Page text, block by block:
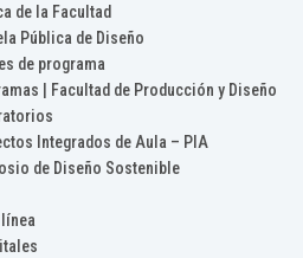
de la Facultad
Pública de Diseño
de programa
| Facultad de Producción y Diseño
Integrados de Aula – PIA
de Diseño Sostenible